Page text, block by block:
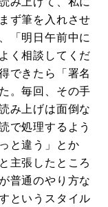
ず筆を入れさせ
「明日午前中に
く相談してくだ
できたら「署名
。毎回、その手
み上げは面倒な
で処理するよう
と違う」とか
主張したところ
普通のやり方な
というスタイル